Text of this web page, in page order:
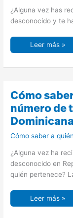
¿Alguna vez has
desconocido y te
de
teléfono
en
Venezuela
Leer más »
Cómo
número de
Dominicana
Cómo saber a
¿Alguna vez ha
desconocido en
quién pertenece?
Cómo
saber
a
quién
pertenece
un
número
de
en
Republica
Dominicana
Leer más »